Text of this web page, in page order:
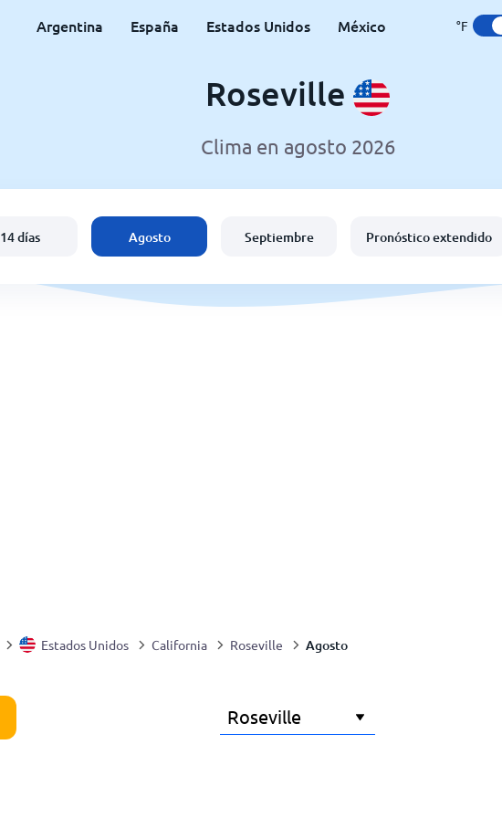
Argentina España Estados Unidos México °F
Roseville
Clima en agosto 2026
14 días Agosto Septiembre Pronóstico extendido
Estados Unidos California Roseville Agosto